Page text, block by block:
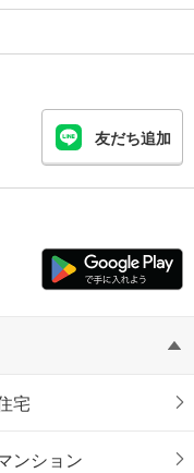
友だち追加
宅
ンション